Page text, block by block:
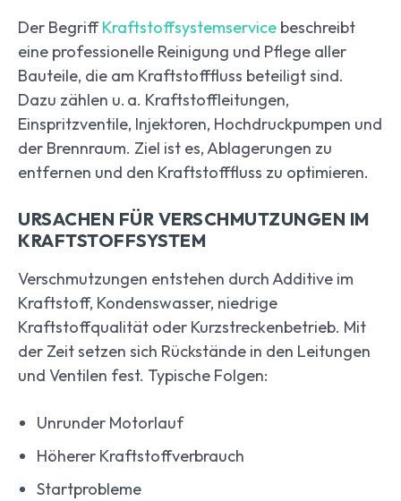
Der BegriffKraftstoffsystemservice beschreibt
eine professionelle Reinigung und Pflege aller
Bauteile, die am Kraftstofffluss beteiligt sind.
Dazu zählen u. a. Kraftstoffleitungen,
Einspritzventile, Injektoren, Hochdruckpumpen und
der Brennraum. Ziel ist es, Ablagerungen zu
entfernen und den Kraftstofffluss zu optimieren.
URSACHEN FÜR VERSCHMUTZUNGEN IM
KRAFTSTOFFSYSTEM
Verschmutzungen entstehen durch Additive im
Kraftstoff, Kondenswasser, niedrige
Kraftstoffqualität oder Kurzstreckenbetrieb. Mit
der Zeit setzen sich Rückstände in den Leitungen
und Ventilen fest. Typische Folgen:
Unrunder Motorlauf
Höherer Kraftstoffverbrauch
Startprobleme